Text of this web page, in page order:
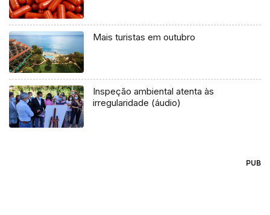
Mais turistas em outubro
Inspeção ambiental atenta às
irregularidade (áudio)
PUB